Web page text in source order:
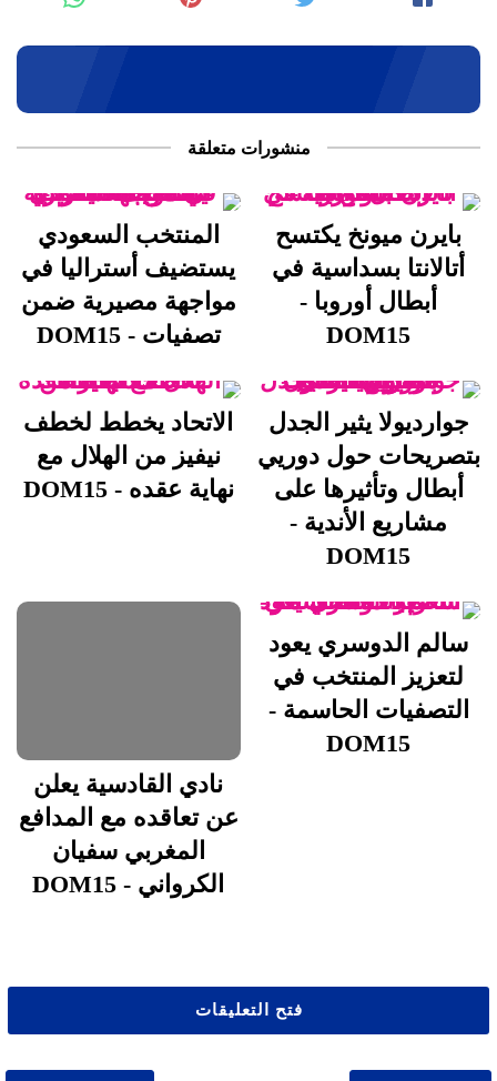
منشورات متعلقة
بايرن ميونخ يكتسح
أتالانتا بسداسية في
أبطال أوروبا -
DOM15
المنتخب السعودي
يستضيف أستراليا في
مواجهة مصيرية ضمن
تصفيات - DOM15
جوارديولا يثير الجدل
بتصريحات حول دوريي
أبطال وتأثيرها على
مشاريع الأندية -
DOM15
الاتحاد يخطط لخطف
نيفيز من الهلال مع
نهاية عقده - DOM15
سالم الدوسري يعود
لتعزيز المنتخب في
التصفيات الحاسمة -
DOM15
نادي القادسية يعلن
عن تعاقده مع المدافع
المغربي سفيان
الكرواني - DOM15
فتح التعليقات